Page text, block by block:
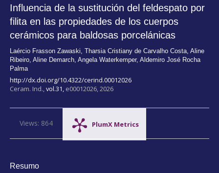
Influencia de la sustitución del feldespato por
filita en las propiedades de los cuerpos
cerámicos para baldosas porcelánicas
Laércio Frasson Zawaski Tharsia Cristiany de Carvalho Costa Aline
Ribeiro Aline Demarch Angela Waterkemper, Aldemiro José Rocha
Palma
http://dx.doi.org/10.4322/cerind.00012026
Ceram. Ind.,vol.31, e00012026, 2026
PlumX Metrics
Views: 864
Resumo